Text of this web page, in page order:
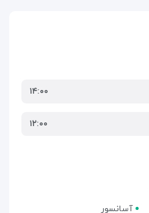
۱۴:۰۰
۱۲:۰۰
آسانسور